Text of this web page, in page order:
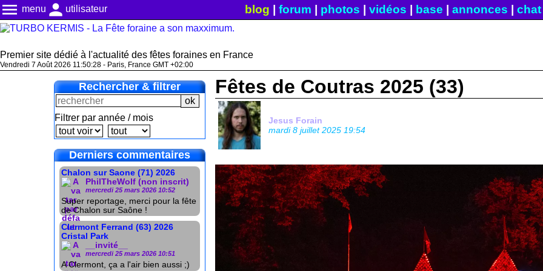
menu menu person utilisateur blog forum photos vidéos base annonces chat|
Premier site dédié à l'actualité des fêtes foraines en France
Vendredi 7 Août 2026 11:50:28 - Paris, France GMT +02:00
Rechercher & filtrer
Filtrer par année / mois
Derniers commentaires
Chalon sur Saone (71) 2026
PhilTheWolf (non inscrit)
mercredi 25 mars 2026 10:52
Super reportage, merci pour la fête
de Chalon sur Saône !
Clermont Ferrand (63) 2026
Cristal Park
__invité__
mercredi 25 mars 2026 10:51
A Clermont, ça a l'air bien aussi ;)
Fêtes de Coutras 2025 (33)
Jesus Forain
mardi 8 juillet 2025 19:54